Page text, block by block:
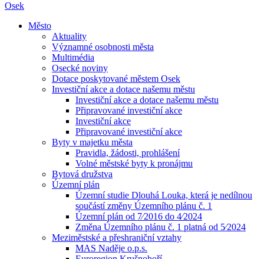
Osek
Město
Aktuality
Významné osobnosti města
Multimédia
Osecké noviny
Dotace poskytované městem Osek
Investiční akce a dotace našemu městu
Investiční akce a dotace našemu městu
Připravované investiční akce
Investiční akce
Připravované investiční akce
Byty v majetku města
Pravidla, žádosti, prohlášení
Volné městské byty k pronájmu
Bytová družstva
Územní plán
Územní studie Dlouhá Louka, která je nedílnou
součástí změny Územního plánu č. 1
Územní plán od 7⁄2016 do 4⁄2024
Změna Územního plánu č. 1 platná od 5⁄2024
Meziměstské a přeshraniční vztahy
MAS Naděje o.p.s.